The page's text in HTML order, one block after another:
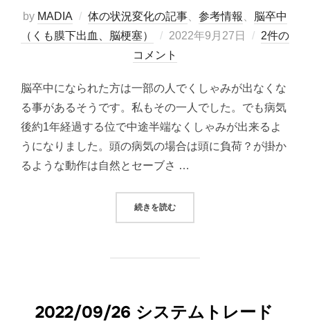
by MADIA 体の状況変化の記事 参考情報
脳卒中
（くも膜下出血、脳梗塞）
投
稿
2022年9月27日
2件の
コメント
脳卒中になられた方は一部の人でくしゃみが出なくな
る事があるそうです。私もその一人でした。でも病気
後約1年経過する位で中途半端なくしゃみが出来るよ
うになりました。頭の病気の場合は頭に負荷？が掛か
るような動作は自然とセーブさ …
続きを読む“くしゃみが大分出来るようになっ
2022/09/26 システムトレード